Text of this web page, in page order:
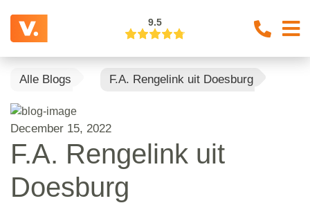
9.5
Alle Blogs F.A. Rengelink uit Doesburg
December 15, 2022
F.A. Rengelink uit
Doesburg